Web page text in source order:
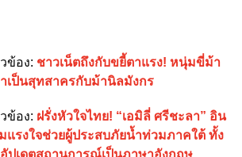
ข้อง: ชาวเน็ตถึงกับขยี้ตาแรง! หนุ่มขี่ม้า
เป็นสุทสาครกับม้านิลมังกร
ข้อง: ฝรั่งหัวใจไทย! “เอมิลี่ ศรีชะลา” อิน
แรงใจช่วยผู้ประสบภัยน้ำท่วมภาคใต้ ทั้ง
ปเดตสถานการณ์เป็นภาษาอังกฤษ